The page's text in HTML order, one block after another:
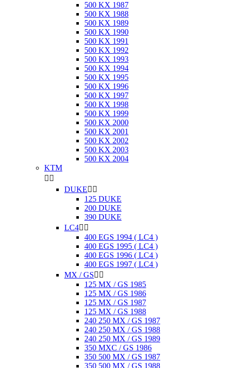
500 KX 1987
500 KX 1988
500 KX 1989
500 KX 1990
500 KX 1991
500 KX 1992
500 KX 1993
500 KX 1994
500 KX 1995
500 KX 1996
500 KX 1997
500 KX 1998
500 KX 1999
500 KX 2000
500 KX 2001
500 KX 2002
500 KX 2003
500 KX 2004
KTM
 
DUKE 
125 DUKE
200 DUKE
390 DUKE
LC4 
400 EGS 1994 ( LC4 )
400 EGS 1995 ( LC4 )
400 EGS 1996 ( LC4 )
400 EGS 1997 ( LC4 )
MX / GS 
125 MX / GS 1985
125 MX / GS 1986
125 MX / GS 1987
125 MX / GS 1988
240 250 MX / GS 1987
240 250 MX / GS 1988
240 250 MX / GS 1989
350 MXC / GS 1986
350 500 MX / GS 1987
350 500 MX / GS 1988